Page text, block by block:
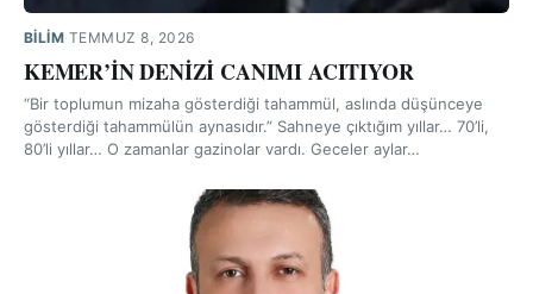
BILIM·TEMMUZ 8, 2026
KEMER’İN DENİZİ CANIMI ACITIYOR
“Bir toplumun mizaha gösterdiği tahammül, aslında düşünceye
gösterdiği tahammülün aynasıdır.” Sahneye çıktığım yıllar… 70’li,
80’li yıllar… O zamanlar gazinolar vardı. Geceler aylar…